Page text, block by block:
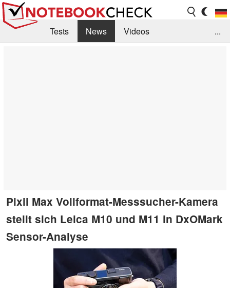
Tests News
Videos
...
Pixii Max Vollformat-Messsucher-Kamera
stellt sich Leica M10 und M11 in DxOMark
Sensor-Analyse